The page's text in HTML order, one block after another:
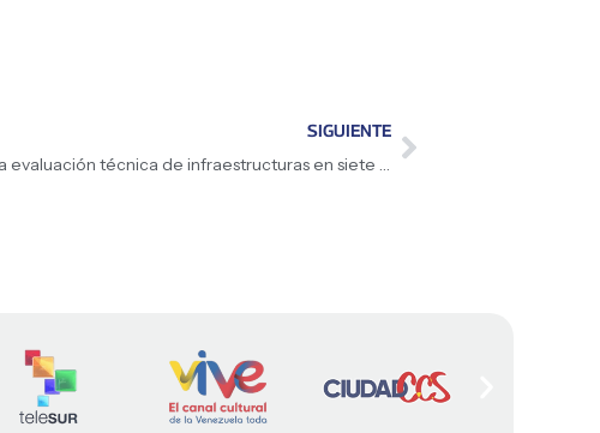
SIGUIENTE
Comisión Presidencial intensifica evaluación técnica de infraestructuras en siete estados afectados